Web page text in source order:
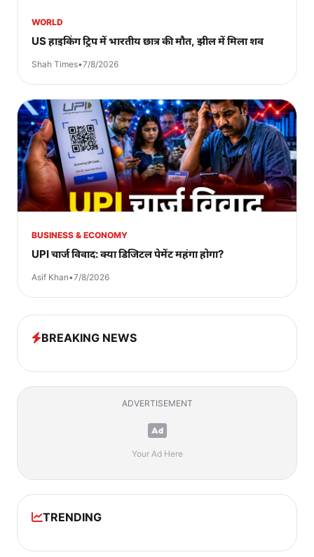
WORLD
US हाइकिंग ट्रिप में भारतीय छात्र की मौत, झील में मिला शव
Shah Times•7/8/2026
BUSINESS & ECONOMY
UPI चार्ज विवाद: क्या डिजिटल पेमेंट महंगा होगा?
Asif Khan•7/8/2026
BREAKING NEWS
ADVERTISEMENT
Your Ad Here
TRENDING